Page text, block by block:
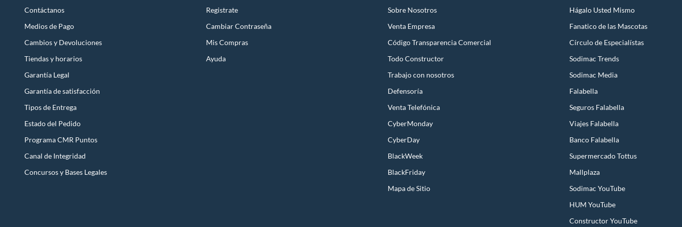
Son versiones compactas, generalmente fabricadas con tambores de menor tamaño (entre 30 y 80 litros), diseñadas para llevar a campamentos, picnics o eventos al aire libre.
Suelen incluir patas plegables y asas de transporte.
Ventajas:
Materiales y Construcción: ¿Qué Buscar en una Buena Parrilla de Tambor?
La calidad de una parrilla de tambor depende en gran medida de los materiales utilizados en su fabricación. A continuación, te explicamos los aspectos clave que debes evaluar
Medio-alto
Alto
Contáctanos
Medios de Pago
Cambios y Devoluciones
Tiendas y horarios
Garantía Legal
Garantía de satisfacción
Tipos de Entrega
Estado del Pedido
Programa CMR Puntos
Canal de Integridad
Concursos y Bases Legales
Registrate
Cambiar Contraseña
Mis Compras
Ayuda
Sobre Nosotros
Venta Empresa
Código Transparencia Comercial
Todo Constructor
Trabajo con nosotros
Defensoría
Venta Telefónica
CyberMonday
CyberDay
BlackWeek
BlackFriday
Mapa de Sitio
Hágalo Usted Mismo
Fanatico de las Mascotas
Círculo de Especialístas
Sodimac Trends
Sodimac Media
Falabella
Seguros Falabella
Viajes Falabella
Banco Falabella
Supermercado Tottus
Mallplaza
Sodimac YouTube
HUM YouTube
Constructor YouTube